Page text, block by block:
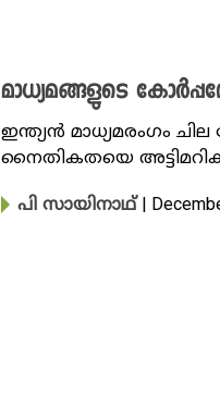
മാധ്യമങ്ങളുടെ
ഇന്ത്യൻ മാധ്യമരം​ഗം
നൈതികതയെ
പി സായിനാഥ് |